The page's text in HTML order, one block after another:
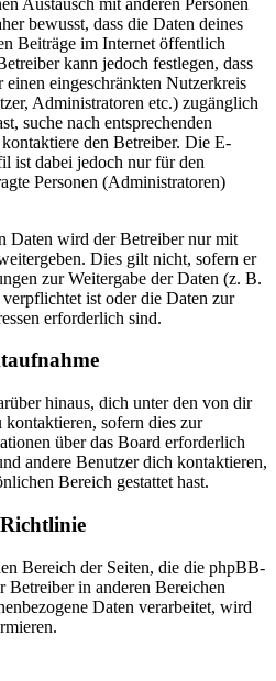
bewusst, dass die Daten deines
Beiträge im Internet öffentlich
kann jedoch festlegen, dass
eingeschränkten Nutzerkreis
Administratoren etc.) zugänglich
suche nach entsprechenden
den Betreiber. Die E-
ist dabei jedoch nur für den
Personen (Administratoren)
Daten wird der Betreiber nur mit
Dies gilt nicht, sofern er
zur Weitergabe der Daten (z. B.
ist oder die Daten zur
erforderlich sind.
hinaus, dich unter den von dir
kontaktieren, sofern dies zur
über das Board erforderlich
andere Benutzer dich kontaktieren,
Bereich gestattet hast.
Bereich der Seiten, die die phpBB-
Betreiber in anderen Bereichen
Daten verarbeitet, wird